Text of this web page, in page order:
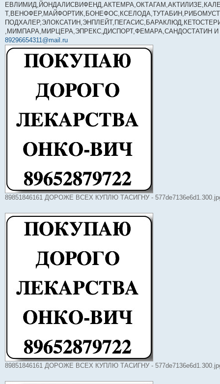
и
е
,МИМПАРА,МИРЦЕРА,ЭПРЕКС,ДИСПОРТ,ФЕМАРА,САНДОСТАТИН И
89296654311@mail.ru
89851846161 ДОРОЖЕ ВСЕХ КУПЛЮ ТАСИГНУ -
89851846161 ДОРОЖЕ ВСЕХ КУПЛЮ ТАСИГНУ -